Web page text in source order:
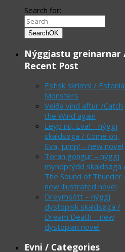
Search for:
SearchOK
Nýggjastu greinarnar
Recent Post
Estisk skrímsl /
Monsters
Veiða vind aftur /Catch
the Wind again
Leyp nú, Eva! – nýggj
skaldsøga / Come on,
Eva, jump! – new novel
Toran gongur – nýggj
myndprýdd skaldsøga
The Sound of Thunder
new illustrated novel
Dreymsótt – nýggj
dystopisk skaldsøga /
Dream Death – new
dystopian novel
Evni / Categories